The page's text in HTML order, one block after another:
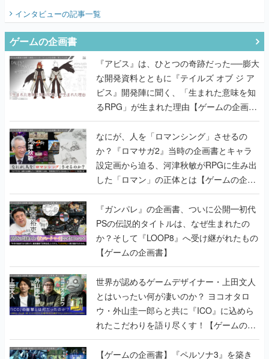
インタビューの記事一覧
ゲームの企画書
『アビス』は、ひとつの奇跡だった──膨大
な開発資料とともに『テイルズ オブ ジ ア
ビス』開発陣に聞く、「生まれた意味を知
るRPG」が生まれた理由【ゲームの企画
書】
なにが、人を「ロマンシング」させるの
か？『ロマサガ2』当時の企画書とキャラ
設定画から迫る、河津秋敏がRPGに生み出
した「ロマン」の正体とは【ゲームの企画
書】
『ガンパレ』の企画書、ついに公開━初代
PSの伝説的タイトルは、なぜ生まれたの
か？そして『LOOP8』へ受け継がれたもの
【ゲームの企画書】
世界が認めるゲームデザイナー・上田文人
とはいったい何が凄いのか？ ヨコオタロ
ウ・外山圭一郎らと共に『ICO』に込めら
れたこだわりを語り尽くす！【ゲームの企
画書】
【ゲームの企画書】『ペルソナ3』を築き